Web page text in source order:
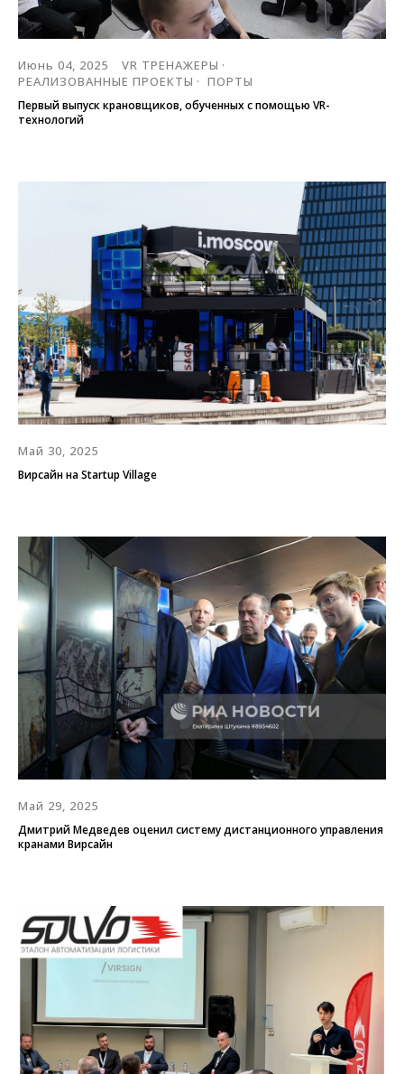
Июнь 04, 2025
VR ТРЕНАЖЕРЫ
РЕАЛИЗОВАННЫЕ ПРОЕКТЫ
ПОРТЫ
Первый выпуск крановщиков, обученных с помощью VR-
технологий
Май 30, 2025
Вирсайн на Startup Village
Май 29, 2025
Дмитрий Медведев оценил систему дистанционного управления
кранами Вирсайн